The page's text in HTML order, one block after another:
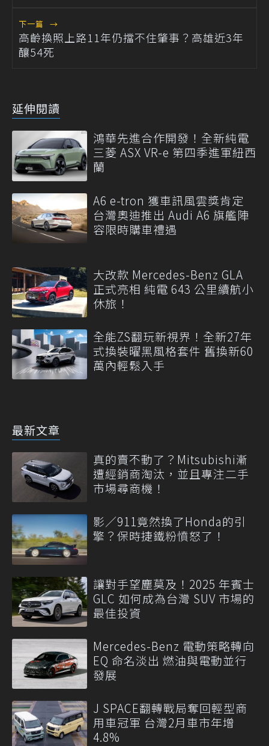
下一篇 →
高齡換照上路11年仍擋不住肇事？高雄近3年
釀54死
延伸閱讀
鴻華先進合作開發！全新純電
三菱 ASX VR-e 第四季進軍紐西
蘭
A6 e-tron 獲車訊風雲獎肯定
台灣奧迪推出 Audi A6 旗艦陣
容限時購車禮遇
大改款 Mercedes-Benz GLA
正式亮相 純電 643 公里續航小
休旅！
全能ZS翻玩新視界！全新27年
式換裝曜黑風格套件 舊換新60
萬內輕鬆入手
最新文章
真的賣不動了？Mitsubishi漸
遭經銷商淘汰，並且專注二手
市場尋商機！
影／911竟然換了Honda的引
擎？保時捷鐵粉憤怒了！
讓對手望塵莫及！2025 年賓士
GLC 如何成為台灣 SUV 市場的
最佳投資
Mercedes-Benz 電動策略轉向
EQ 命名淡出 燃油與電動並行
發展
J SPACE翻轉戰局奪回輕型商
用車冠軍 台灣2月車市年增
4.8%